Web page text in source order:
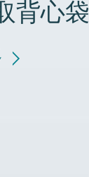
背心袋